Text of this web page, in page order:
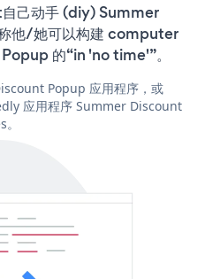
己动手 (diy) Summer
他/她可以构建 computer
的“in 'no time'”。
Popup 应用程序，或
应用程序 Summer Discount